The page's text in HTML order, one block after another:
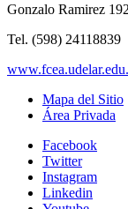
Gonzalo Ramirez
Tel. (598) 24118839
Mapa del Sitio
Área Privada
Facebook
Twitter
Instagram
Linkedin